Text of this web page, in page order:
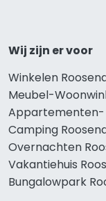
Wij zijn er voor
Winkelen
Meubel-
Appartementen-
Camping
Overnachten
Vakantiehuis
Bungalowpark